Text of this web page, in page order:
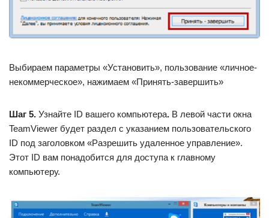
Выбираем параметры «Установить», пользование «личное-
некоммерческое», нажимаем «Принять-завершить»
Шаг 5. Узнайте ID вашего компьютера. В левой части окна
TeamViewer будет раздел с указанием пользовательского
ID под заголовком «Разрешить удаленное управление».
Этот ID вам понадобится для доступа к главному
компьютеру.